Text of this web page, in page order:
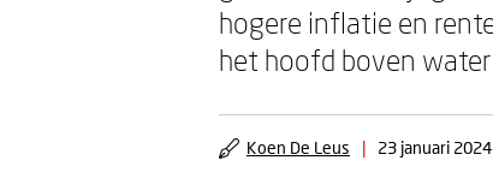
hogere inflatie en
het hoofd boven
Koen De Leus | 23 januari 2024